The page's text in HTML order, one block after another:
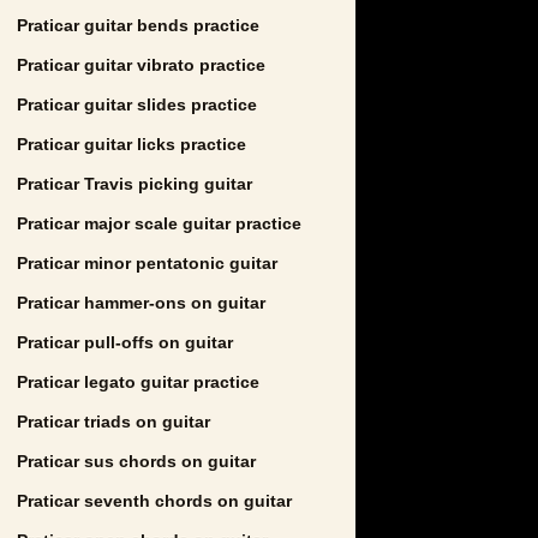
Praticar guitar bends practice
Praticar guitar vibrato practice
Praticar guitar slides practice
Praticar guitar licks practice
Praticar Travis picking guitar
Praticar major scale guitar practice
Praticar minor pentatonic guitar
Praticar hammer-ons on guitar
Praticar pull-offs on guitar
Praticar legato guitar practice
Praticar triads on guitar
Praticar sus chords on guitar
Praticar seventh chords on guitar